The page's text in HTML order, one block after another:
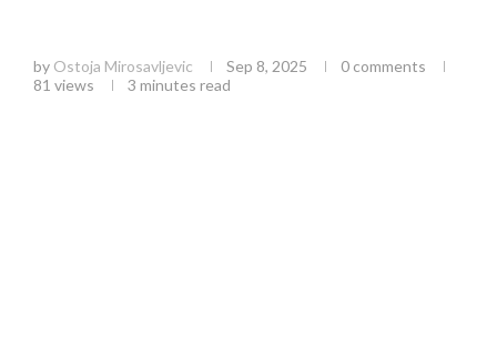
by Ostoja Mirosavljevic Sep 8, 2025
0 comments
81 views 3 minutes read